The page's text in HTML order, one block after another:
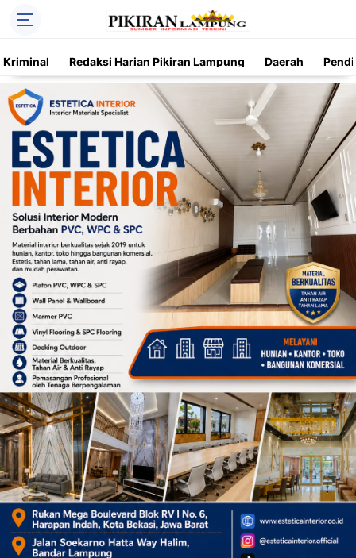
Kriminal Redaksi Harian Pikiran Lampung Daerah
Trending Kriminal Nasional